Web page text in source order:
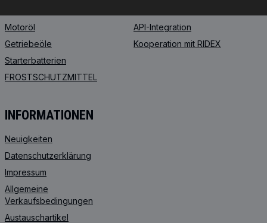
Motoröl
Getriebeöle
Starterbatterien
FROSTSCHUTZMITTEL
API-Integration
Kooperation mit RIDEX
INFORMATIONEN
Neuigkeiten
Datenschutzerklärung
Impressum
Allgemeine
Verkaufsbedingungen
Austauschartikel